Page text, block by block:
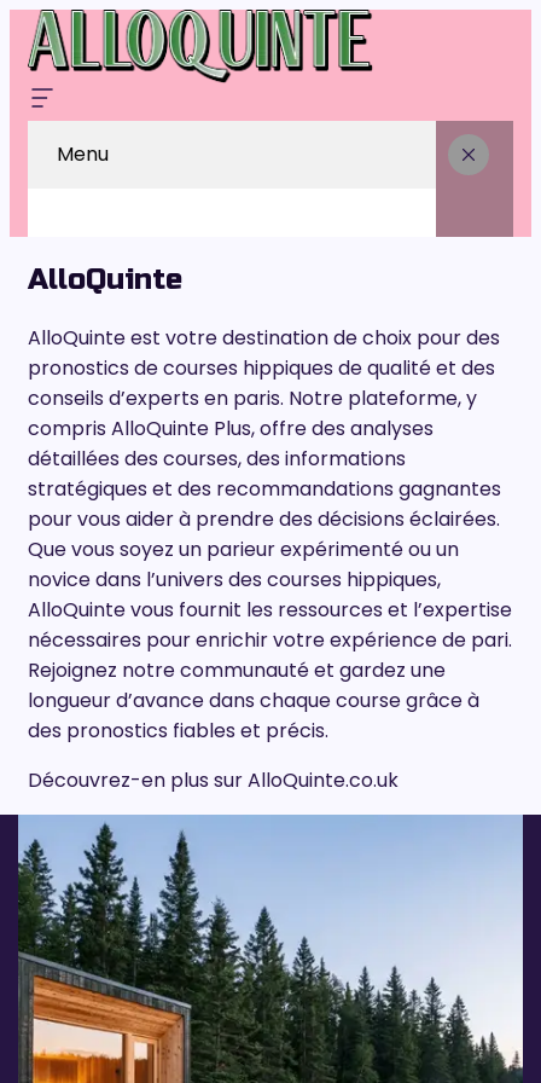
Menu
AlloQuinte
AlloQuinte est votre destination de choix pour des
pronostics de courses hippiques de qualité et des
conseils d’experts en paris. Notre plateforme, y
compris AlloQuinte Plus, offre des analyses
détaillées des courses, des informations
stratégiques et des recommandations gagnantes
pour vous aider à prendre des décisions éclairées.
Que vous soyez un parieur expérimenté ou un
novice dans l’univers des courses hippiques,
AlloQuinte vous fournit les ressources et l’expertise
nécessaires pour enrichir votre expérience de pari.
Rejoignez notre communauté et gardez une
longueur d’avance dans chaque course grâce à
des pronostics fiables et précis.
Découvrez-en plus sur AlloQuinte.co.uk
HEALTH